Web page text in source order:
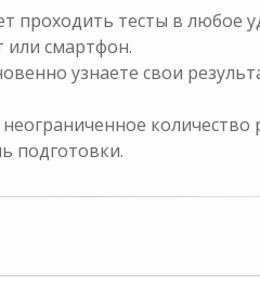
проходить тесты в любое
или смартфон.
узнаете свои
количество
подготовки.